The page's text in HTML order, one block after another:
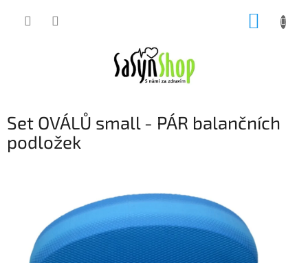
Set OVÁLŮ small - PÁR balančních
podložek